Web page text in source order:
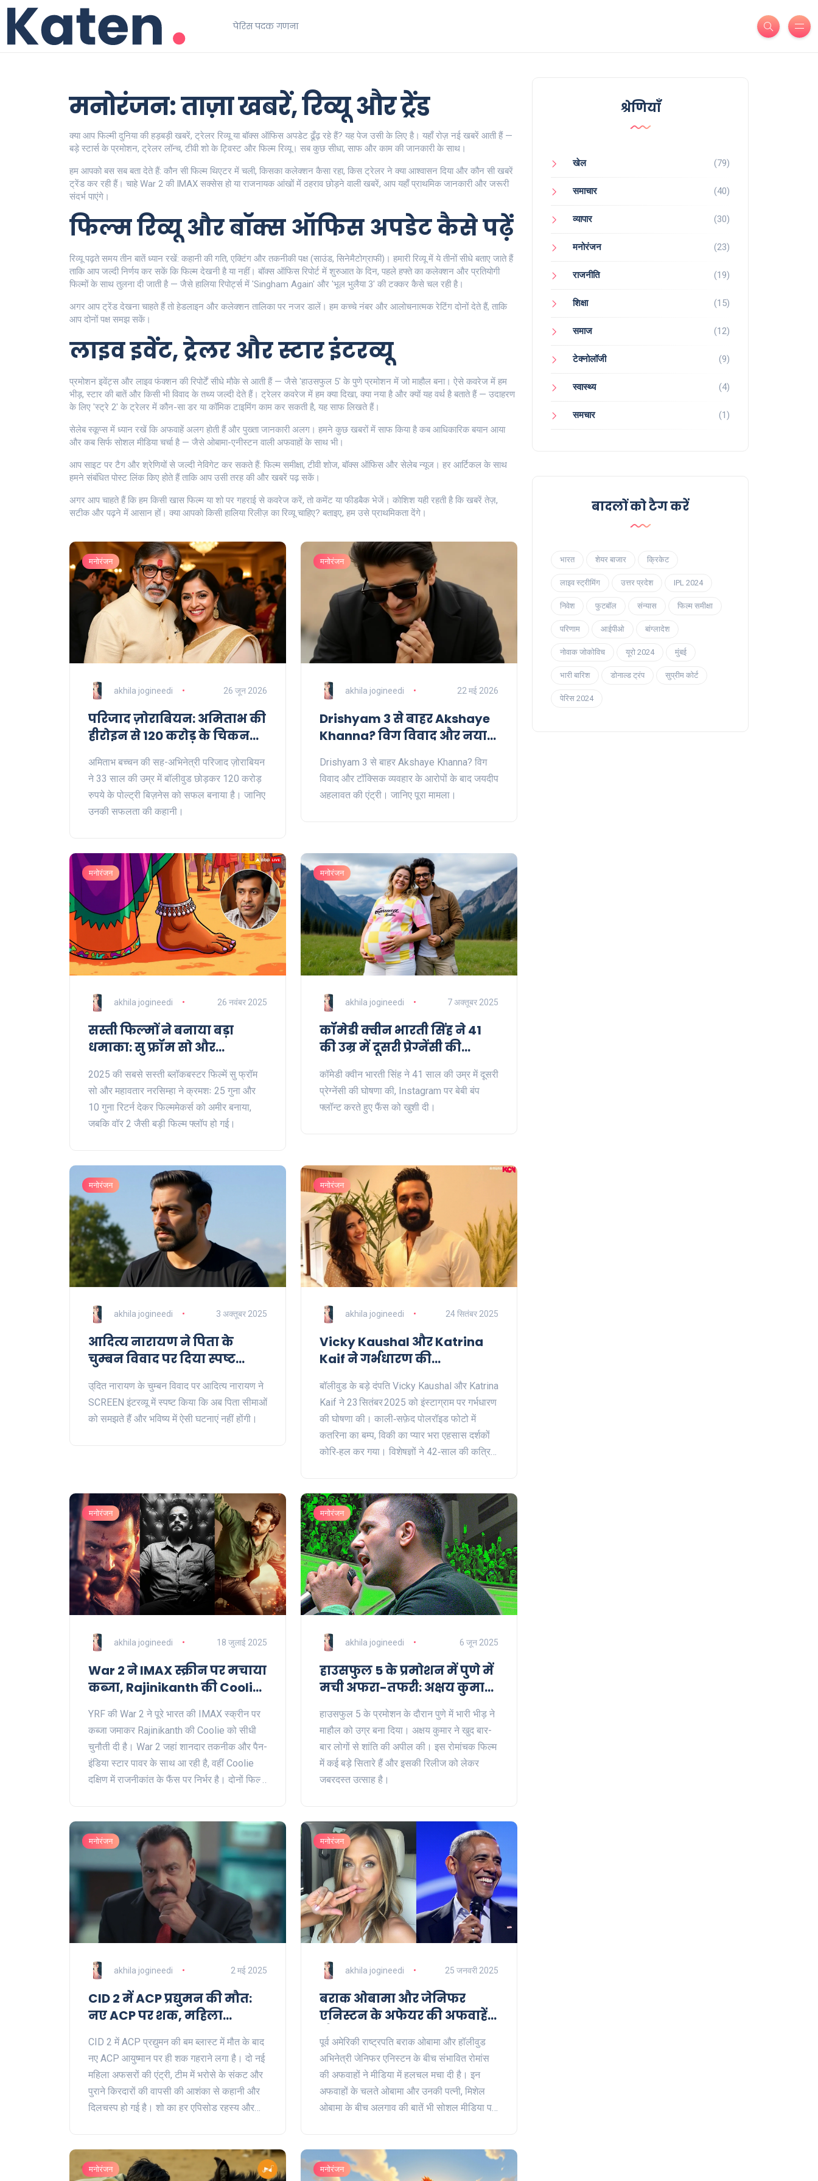
पेरिस पदक गणना
मनोरंजन: ताज़ा खबरें, रिव्यू और ट्रेंड
क्या आप फिल्मी दुनिया की हड़बड़ी खबरें, ट्रेलर रिव्यू या बॉक्स ऑफिस अपडेट ढूँढ़ रहे हैं? यह पेज उसी के लिए है। यहाँ रोज़ नई खबरें आती हैं —
बड़े स्टार्स के प्रमोशन, ट्रेलर लॉन्च, टीवी शो के ट्विस्ट और फिल्म रिव्यू। सब कुछ सीधा, साफ और काम की जानकारी के साथ।
हम आपको बस सब बता देते हैं: कौन सी फिल्म थिएटर में चली, किसका कलेक्शन कैसा रहा, किस ट्रेलर ने क्या आश्वासन दिया और कौन सी खबरें
ट्रेंड कर रही हैं। चाहे War 2 की IMAX सक्सेस हो या राजनायक आंखों में ठहराव छोड़ने वाली खबरें, आप यहाँ प्राथमिक जानकारी और जरूरी
संदर्भ पाएंगे।
फिल्म रिव्यू और बॉक्स ऑफिस अपडेट कैसे पढ़ें
रिव्यू पढ़ते समय तीन बातें ध्यान रखें: कहानी की गति, एक्टिंग और तकनीकी पक्ष (साउंड, सिनेमैटोग्राफी)। हमारी रिव्यू में ये तीनों सीधे बताए जाते हैं
ताकि आप जल्दी निर्णय कर सकें कि फिल्म देखनी है या नहीं। बॉक्स ऑफिस रिपोर्ट में शुरुआत के दिन, पहले हफ्ते का कलेक्शन और प्रतियोगी
फिल्मों के साथ तुलना दी जाती है — जैसे हालिया रिपोर्ट्स में 'Singham Again' और 'भूल भुलैया 3' की टक्कर कैसे चल रही है।
अगर आप ट्रेंड देखना चाहते हैं तो हेडलाइन और कलेक्शन तालिका पर नजर डालें। हम कच्चे नंबर और आलोचनात्मक रेटिंग दोनों देते हैं, ताकि
आप दोनों पक्ष समझ सकें।
लाइव इवेंट, ट्रेलर और स्टार इंटरव्यू
प्रमोशन इवेंट्स और लाइव फंक्शन की रिपोर्टें सीधे मौके से आती हैं — जैसे 'हाउसफुल 5' के पुणे प्रमोशन में जो माहौल बना। ऐसे कवरेज में हम
भीड़, स्टार की बातें और किसी भी विवाद के तथ्य जल्दी देते हैं। ट्रेलर कवरेज में हम क्या दिखा, क्या नया है और क्यों यह वर्थ है बताते हैं — उदाहरण
के लिए 'स्ट्रे 2' के ट्रेलर में कौन-सा डर या कॉमिक टाइमिंग काम कर सकती है, यह साफ लिखते हैं।
सेलेब स्कूप्स में ध्यान रखें कि अफवाहें अलग होती हैं और पुख्ता जानकारी अलग। हमने कुछ खबरों में साफ किया है कब आधिकारिक बयान आया
और कब सिर्फ सोशल मीडिया चर्चा है — जैसे ओबामा-एनीस्टन वाली अफवाहों के साथ भी।
आप साइट पर टैग और श्रेणियों से जल्दी नेविगेट कर सकते हैं: फिल्म समीक्षा, टीवी शोज, बॉक्स ऑफिस और सेलेब न्यूज। हर आर्टिकल के साथ
हमने संबंधित पोस्ट लिंक किए होते हैं ताकि आप उसी तरह की और खबरें पढ़ सकें।
अगर आप चाहते हैं कि हम किसी खास फिल्म या शो पर गहराई से कवरेज करें, तो कमेंट या फीडबैक भेजें। कोशिश यही रहती है कि खबरें तेज़,
सटीक और पढ़ने में आसान हों। क्या आपको किसी हालिया रिलीज़ का रिव्यू चाहिए? बताइए, हम उसे प्राथमिकता देंगे।
मनोरंजन
akhila jogineedi 26 जून 2026
परिजाद ज़ोराबियन: अमिताभ की
हीरोइन से 120 करोड़ के चिकन
बिज़नेस तक
अमिताभ बच्चन की सह-अभिनेत्री परिजाद ज़ोराबियन
ने 33 साल की उम्र में बॉलीवुड छोड़कर 120 करोड़
रुपये के पोल्ट्री बिज़नेस को सफल बनाया है। जानिए
उनकी सफलता की कहानी।
मनोरंजन
akhila jogineedi 22 मई 2026
Drishyam 3 से बाहर Akshaye
Khanna? विग विवाद और नया
Drishyam 3 से बाहर Akshaye Khanna? विग
विवाद और टॉक्सिक व्यवहार के आरोपों के बाद जयदीप
अहलावत की एंट्री। जानिए पूरा मामला।
मनोरंजन
akhila jogineedi 26 नवंबर 2025
सस्ती फिल्मों ने बनाया बड़ा
धमाका: सु फ्रॉम सो और
ऑफिस पर दिखाया जादू
2025 की सबसे सस्ती ब्लॉकबस्टर फिल्में सु फ्रॉम
सो और महावतार नरसिम्हा ने क्रमशः 25 गुना और
10 गुना रिटर्न देकर फिल्ममेकर्स को अमीर बनाया,
जबकि वॉर 2 जैसी बड़ी फिल्म फ्लॉप हो गई।
मनोरंजन
akhila jogineedi 7 अक्तूबर 2025
कॉमेडी क्वीन भारती सिंह ने 41
की उम्र में दूसरी प्रेग्नेंसी की
कॉमेडी क्वीन भारती सिंह ने 41 साल की उम्र में दूसरी
प्रेग्नेंसी की घोषणा की, Instagram पर बेबी बंप
फ्लॉन्ट करते हुए फैंस को खुशी दी।
मनोरंजन
akhila jogineedi 3 अक्तूबर 2025
आदित्य नारायण ने पिता के
चुम्बन विवाद पर दिया स्पष्ट
उ्दित नारायण के चुम्बन विवाद पर आदित्य नारायण ने
SCREEN इंटरव्यू में स्पष्ट किया कि अब पिता सीमाओं
को समझते हैं और भविष्य में ऐसी घटनाएं नहीं होंगी।
मनोरंजन
akhila jogineedi 24 सितंबर 2025
Vicky Kaushal और Katrina
Kaif ने गर्भधारण की
सबसे खूबसूरत अध्याय शुरू
बॉलीवुड के बड़े दंपति Vicky Kaushal और Katrina
Kaif ने 23 सितंबर 2025 को इंस्टाग्राम पर गर्भधारण
की घोषणा की। काली‑सफ़ेद पोलरॉइड फोटो में
कतरिना का बम्प, विकी का प्यार भरा एहसास दर्शकों
कोरि‑हल कर गया। विशेषज्ञों ने 42‑साल की कत्रिना
40‑के दशक में मातृत्व के सवालों को फिर से उठाया।
मनोरंजन
akhila jogineedi 18 जुलाई 2025
War 2 ने IMAX स्क्रीन पर मचाया
कब्जा, Rajinikanth की Coolie
YRF की War 2 ने पूरे भारत की IMAX स्क्रीन पर
कब्जा जमाकर Rajinikanth की Coolie को सीधी
चुनौती दी है। War 2 जहां शानदार तकनीक और पैन-
इंडिया स्टार पावर के साथ आ रही है, वहीं Coolie
दक्षिण में राजनीकांत के फैंस पर निर्भर है। दोनों फिल्मों
मनोरंजन
akhila jogineedi 6 जून 2025
हाउसफुल 5 के प्रमोशन में पुणे में
मची अफरा-तफरी: अक्षय कुमार
जरूरत
हाउसफुल 5 के प्रमोशन के दौरान पुणे में भारी भीड़ ने
माहौल को उग्र बना दिया। अक्षय कुमार ने खुद बार-
बार लोगों से शांति की अपील की। इस रोमांचक फिल्म
में कई बड़े सितारे हैं और इसकी रिलीज को लेकर
जबरदस्त उत्साह है।
मनोरंजन
akhila jogineedi 2 मई 2025
CID 2 में ACP प्रद्युमन की मौत:
नए ACP पर शक, महिला
अफसरों की एंट्री से बढ़ा रहस्य
CID 2 में ACP प्रद्युमन की बम ब्लास्ट में मौत के बाद
नए ACP आयुष्मान पर ही शक गहराने लगा है। दो नई
महिला अफसरों की एंट्री, टीम में भरोसे के संकट और
पुराने किरदारों की वापसी की आशंका से कहानी और
दिलचस्प हो गई है। शो का हर एपिसोड रहस्य और
मनोरंजन
akhila jogineedi 25 जनवरी 2025
बराक ओबामा और जेनिफर
एनिस्टन के अफेयर की अफवाहें
और सामाजिक प्रभाव
पूर्व अमेरिकी राष्ट्रपति बराक ओबामा और हॉलीवुड
अभिनेत्री जेनिफर एनिस्टन के बीच संभावित रोमांस
की अफवाहों ने मीडिया में हलचल मचा दी है। इन
अफवाहों के चलते ओबामा और उनकी पत्नी, मिशेल
ओबामा के बीच अलगाव की बातें भी सोशल मीडिया पर
बल दिया है। इस पर अब तक औपचारिक प्रतिक्रिया
नहीं आई है।
मनोरंजन मनोरंजन
श्रेणियाँ
खेल (79)
समाचार (40)
व्यापार (30)
मनोरंजन (23)
राजनीति (19)
शिक्षा (15)
समाज (12)
टेक्नोलॉजी (9)
स्वास्थ्य (4)
समचार (1)
बादलों को टैग करें
भारत शेयर बाजार क्रिकेट
लाइव स्ट्रीमिंग उत्तर प्रदेश IPL 2024
निवेश फुटबॉल संन्यास फिल्म समीक्षा
परिणाम आईपीओ बांग्लादेश
नोवाक जोकोविच यूरो 2024 मुंबई
भारी बारिश डोनाल्ड ट्रंप सुप्रीम कोर्ट
पेरिस 2024